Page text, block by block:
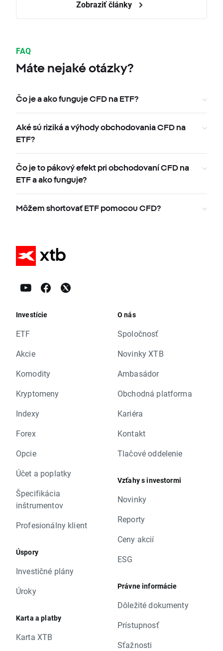
Zobraziť články
FAQ
Máte nejaké otázky?
Čo je a ako funguje CFD na ETF?
Aké sú riziká a výhody obchodovania CFD na
ETF?
Čo je to pákový efekt pri obchodovaní CFD na
ETF a ako funguje?
Môžem shortovať ETF pomocou CFD?
Investície
ETF
Akcie
Komodity
Kryptomeny
Indexy
Forex
Opcie
Účet a poplatky
Špecifikácia
inštrumentov
Profesionálny klient
Úspory
Investičné plány
Úroky
Karta a platby
Karta XTB
O nás
Spoločnosť
Novinky XTB
Ambasádor
Obchodná platforma
Kariéra
Kontakt
Tlačové oddelenie
Vzťahy s investormi
Novinky
Reporty
Ceny akcií
ESG
Právne informácie
Dôležité dokumenty
Prístupnosť
Sťažnosti